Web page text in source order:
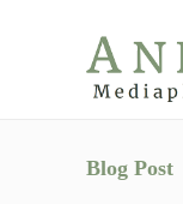
Blog Post